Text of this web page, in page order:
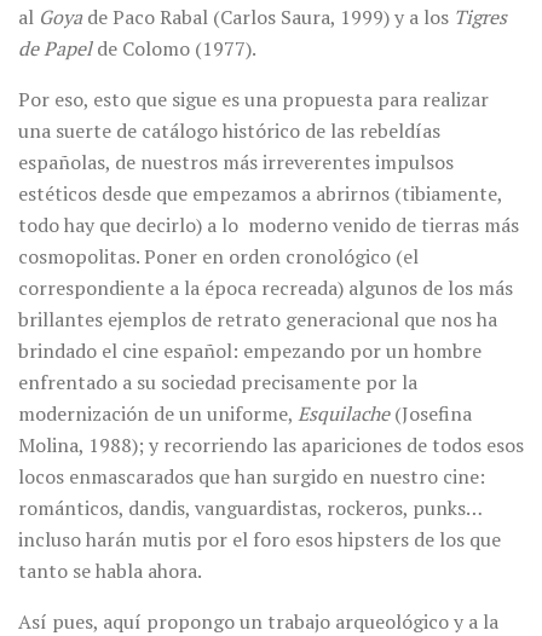
al Goya de Paco Rabal (Carlos Saura, 1999) y a los Tigres
de Papelde Colomo (1977).
Por eso, esto que sigue es una propuesta para realizar
una suerte de catálogo histórico de las rebeldías
españolas, de nuestros más irreverentes impulsos
estéticos desde que empezamos a abrirnos (tibiamente,
todo hay que decirlo) a lo moderno venido de tierras más
cosmopolitas. Poner en orden cronológico (el
correspondiente a la época recreada) algunos de los más
brillantes ejemplos de retrato generacional que nos ha
brindado el cine español: empezando por un hombre
enfrentado a su sociedad precisamente por la
modernización de un uniforme, Esquilache(Josefina
Molina, 1988); y recorriendo las apariciones de todos esos
locos enmascarados que han surgido en nuestro cine:
románticos, dandis, vanguardistas, rockeros, punks…
incluso harán mutis por el foro esos hipsters de los que
tanto se habla ahora.
Así pues, aquí propongo un trabajo arqueológico y a la